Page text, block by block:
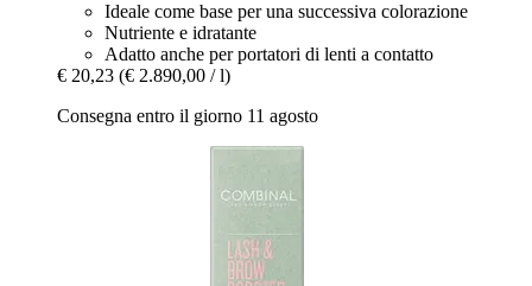
Ideale come base per una successiva colorazione
Nutriente e idratante
Adatto anche per portatori di lenti a contatto
€ 20,23 (€ 2.890,00 / l)
Consegna entro il giorno 11 agosto